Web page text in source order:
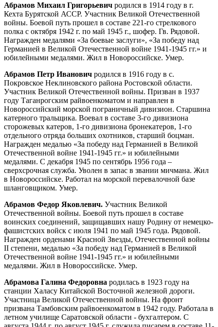
Абрамов Михаил Григорьевич родился в 1914 году в г.
Кехта Бурятской АССР. Участник Великой Отечественной
войны. Боевой путь прошел в составе 221-го стрелкового
полка с октября 1942 г. по май 1945 г., шофер. Гв. Рядовой.
Награжден медалями «За боевые заслуги», «За победу над
Германией в Великой Отечественной войне 1941-1945 гг.» и
юбилейными медалями. Жил в Новороссийске. Умер.
Абрамов Петр Иванович родился в 1916 году в с.
Покровское Неклиновского района Ростовской области.
Участник Великой Отечественной войны. Призван в 1937
году Таганрогским райвоенкоматом и направлен в
Новороссийский морской пограничный дивизион. Старшина
катерного тральщика. Воевал в составе 3-го дивизиона
сторожевых катеров, 1-го дивизиона бронекатеров, 1-го
отдельного отряда больших охотников, старший боцман.
Награжден медалью «За победу над Германией в Великой
Отечественной войне 1941-1945 гг.» и юбилейными
медалями. С декабря 1945 по сентябрь 1956 года –
сверхсрочная служба. Уволен в запас в звании мичмана. Жил
в Новороссийске. Работал на морской перевалочной базе
шланговщиком. Умер.
Абрамов Федор Яковлевич. Участник Великой
Отечественной войны. Боевой путь прошел в составе
воинских соединений, защищавших нашу Родину от немецко-
фашистских войск с июля 1941 по май 1945 года. Рядовой.
Награжден орденами Красной Звезды, Отечественной войны
II степени, медалью «За победу над Германией в Великой
Отечественной войне 1941-1945 гг.» и юбилейными
медалями. Жил в Новороссийске. Умер.
Абрамова Галина Федоровна родилась в 1923 году на
станции Халасу Китайской Восточной железной дороги.
Участница Великой Отечественной войны. На фронт
призвана Тамбовским райвоенкоматом в 1942 году. Работала в
летном училище Саратовской области - бухгалтером. С